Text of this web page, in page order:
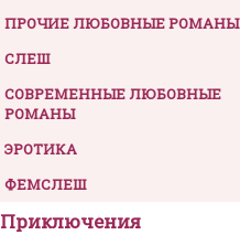
ПРОЧИЕ ЛЮБОВНЫЕ РОМАНЫ
СЛЕШ
СОВРЕМЕННЫЕ ЛЮБОВНЫЕ
РОМАНЫ
ЭРОТИКА
ФЕМСЛЕШ
Приключения